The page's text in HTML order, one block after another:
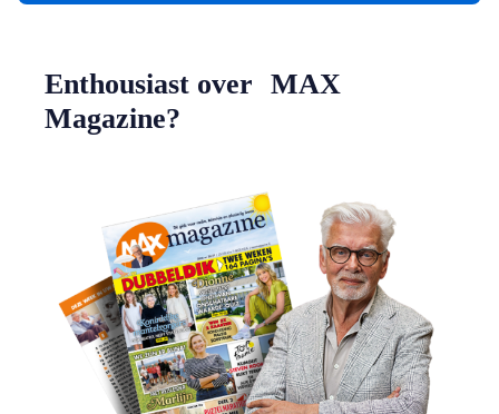
Enthousiast over MAX
Magazine?